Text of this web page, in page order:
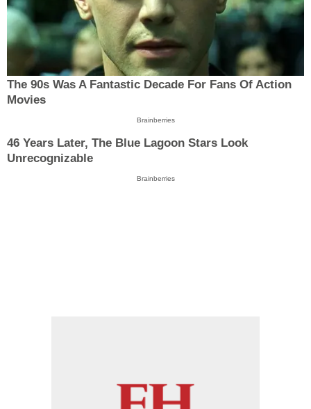
The 90s Was A Fantastic Decade For Fans Of Action
Movies
Brainberries
46 Years Later, The Blue Lagoon Stars Look
Unrecognizable
Brainberries